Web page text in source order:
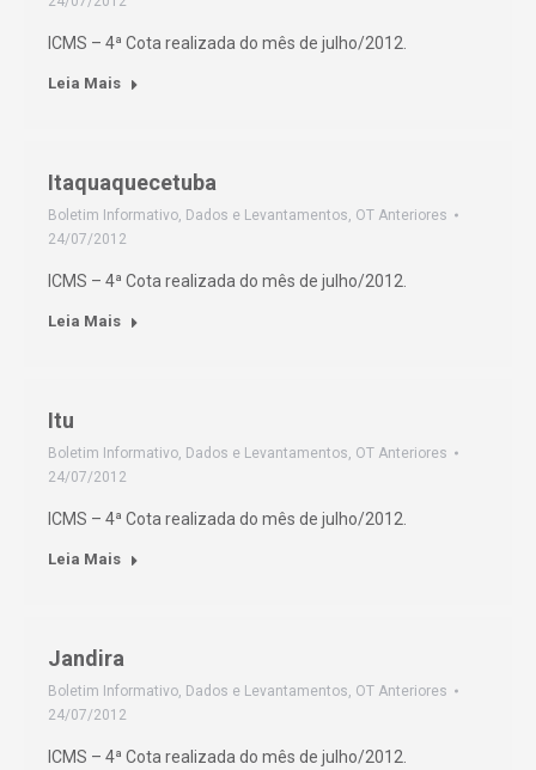
ICMS – 4ª Cota realizada do mês de julho/2012.
Leia Mais
Itaquaquecetuba
Boletim Informativo, Dados e Levantamentos, OT Anteriores
24/07/2012
ICMS – 4ª Cota realizada do mês de julho/2012.
Leia Mais
Itu
Boletim Informativo, Dados e Levantamentos, OT Anteriores
24/07/2012
ICMS – 4ª Cota realizada do mês de julho/2012.
Leia Mais
Jandira
Boletim Informativo, Dados e Levantamentos, OT Anteriores
24/07/2012
ICMS – 4ª Cota realizada do mês de julho/2012.